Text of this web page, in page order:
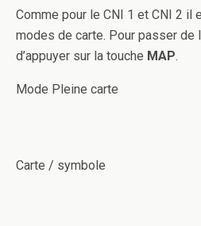
Comme pour le CNI 1 et CNI 2 il
modes de carte. Pour passer de
d’appuyer sur la touche MAP.
Mode Pleine carte
Carte / symbole